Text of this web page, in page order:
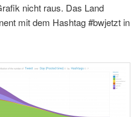
nicht raus. Das Land
mit dem Hashtag #bwjetzt in